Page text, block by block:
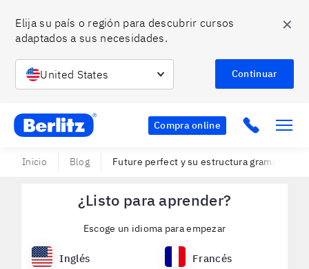
Elija su país o región para descubrir cursos
adaptados a sus necesidades.
United States Continuar
✕
Berlitz Chile Compra online Click to
Inicio Blog Future perfect y su estructura gramatical
¿Listo para aprender?
Escoge un idioma para empezar
Inglés Francés